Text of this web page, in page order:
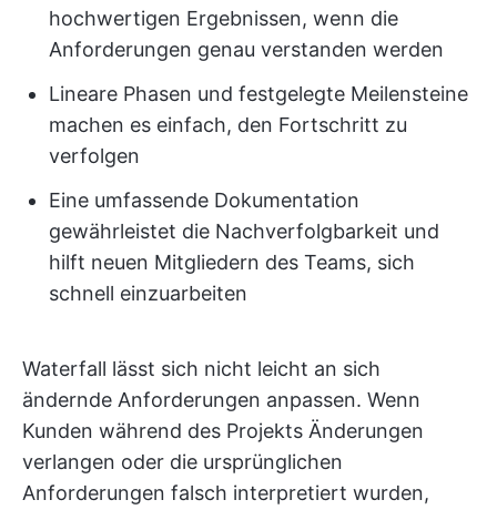
hochwertigen Ergebnissen, wenn die
Anforderungen genau verstanden werden
Lineare Phasen und festgelegte Meilensteine
machen es einfach, den Fortschritt zu
verfolgen
Eine umfassende Dokumentation
gewährleistet die Nachverfolgbarkeit und
hilft neuen Mitgliedern des Teams, sich
schnell einzuarbeiten
Waterfall lässt sich nicht leicht an sich
ändernde Anforderungen anpassen. Wenn
Kunden während des Projekts Änderungen
verlangen oder die ursprünglichen
Anforderungen falsch interpretiert wurden,